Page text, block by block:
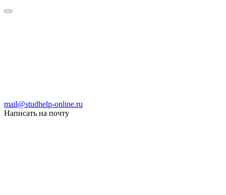
mail@studhelp-online.ru
Написать на почту